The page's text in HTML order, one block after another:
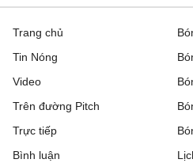
Trang chủ
Tin Nóng
Video
Trên đường Pitch
Trực tiếp
Bình luận